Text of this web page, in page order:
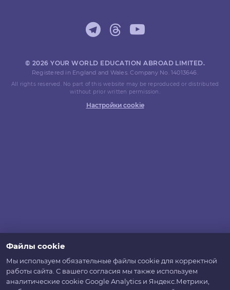
© 2026 YOUR WORLD EDUCATION ABROAD LIMITED.
Registered in England and Wales. Company No. 14013646.
All rights reserved. No part of this website may be reproduced or distributed
without prior written permission.
Настройки cookie
Файлы cookie
Мы используем обязательные файлы cookie для корректной
работы сайта. С вашего согласия мы также используем
аналитические cookie Google Analytics и Яндекс.Метрики,